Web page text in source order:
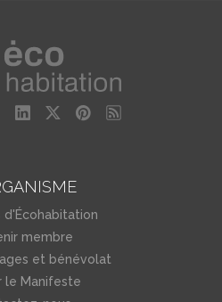
d'Écohabitation
membre
et bénévolat
le Manifeste